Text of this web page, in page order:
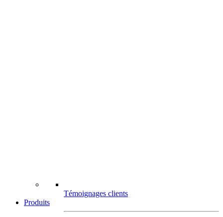
Témoignages clients
Produits